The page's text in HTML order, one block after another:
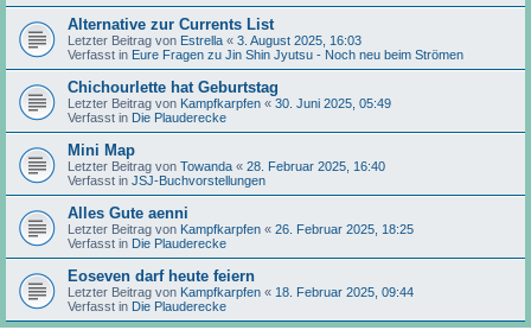
Alternative zur Currents List
Letzter Beitrag von Estrella « 3. August 2025, 16:03
Verfasst in Eure Fragen zu Jin Shin Jyutsu - Noch neu beim Strömen
Chichourlette hat Geburtstag
Letzter Beitrag von Kampfkarpfen « 30. Juni 2025, 05:49
Verfasst in Die Plauderecke
Mini Map
Letzter Beitrag von Towanda « 28. Februar 2025, 16:40
Verfasst in JSJ-Buchvorstellungen
Alles Gute aenni
Letzter Beitrag von Kampfkarpfen « 26. Februar 2025, 18:25
Verfasst in Die Plauderecke
Eoseven darf heute feiern
Letzter Beitrag von Kampfkarpfen « 18. Februar 2025, 09:44
Verfasst in Die Plauderecke